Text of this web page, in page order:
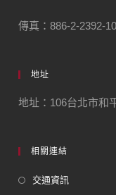
傳真：886-2-2392-
地址
地址：106台北市和
相關連結
交通資訊